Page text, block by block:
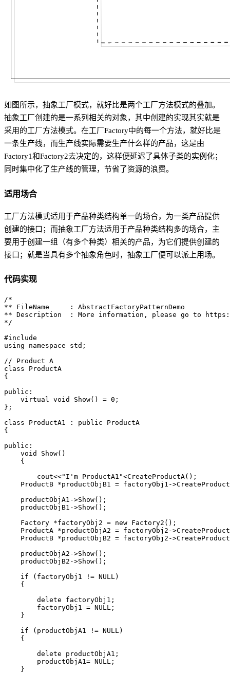
如图所示，抽象工厂模式，就好比是两个工厂方法模式的叠加。
抽象工厂创建的是一系列相关的对象，其中创建的实现其实就是
采用的工厂方法模式。在工厂Factory中的每一个方法，就好比是
一条生产线，而生产线实际需要生产什么样的产品，这是由
Factory1和Factory2去决定的，这样便延迟了具体子类的实例化；
同时集中化了生产线的管理，节省了资源的浪费。
适用场合
工厂方法模式适用于产品种类结构单一的场合，为一类产品提供
创建的接口；而抽象工厂方法适用于产品种类结构多的场合，主
要用于创建一组（有多个种类）相关的产品，为它们提供创建的
接口；就是当具有多个抽象角色时，抽象工厂便可以派上用场。
代码实现
/*
** FileName     : AbstractFactoryPatternDemo
** Description  : More information, please go to https://
*/
#include
using namespace std;
// Product A
class ProductA
{
public:
    virtual void Show() = 0;
};
class ProductA1 : public ProductA
{
public:
    void Show()
    {
        cout<<"I'm ProductA1"<
CreateProductA();
ProductB *productObjB1 = factoryObj1-
    productObjA1->Show();
    productObjB1->Show();
    Factory *factoryObj2 = new Factory2();
ProductA *productObjA2 = factoryObj2-
ProductB *productObjB2 = factoryObj2-
    productObjA2->Show();
    productObjB2->Show();
    if (factoryObj1 != NULL)
    {
        delete factoryObj1;
        factoryObj1 = NULL;
    }
    if (productObjA1 != NULL)
    {
        delete productObjA1;
        productObjA1= NULL;
    }